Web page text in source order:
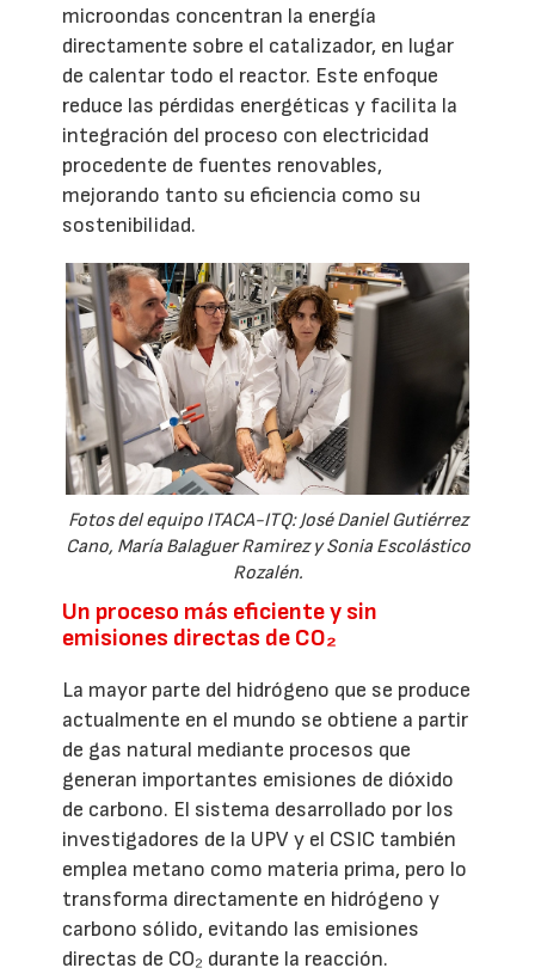
microondas concentran la energía
directamente sobre el catalizador, en lugar
de calentar todo el reactor. Este enfoque
reduce las pérdidas energéticas y facilita la
integración del proceso con electricidad
procedente de fuentes renovables,
mejorando tanto su eficiencia como su
sostenibilidad.
Fotos del equipo ITACA-ITQ: José Daniel Gutiérrez
Cano, María Balaguer Ramirez y Sonia Escolástico
Rozalén.
Un proceso más eficiente y sin
emisiones directas de CO₂
La mayor parte del hidrógeno que se produce
actualmente en el mundo se obtiene a partir
de gas natural mediante procesos que
generan importantes emisiones de dióxido
de carbono. El sistema desarrollado por los
investigadores de la UPV y el CSIC también
emplea metano como materia prima, pero lo
transforma directamente en hidrógeno y
carbono sólido, evitando las emisiones
directas de CO₂ durante la reacción.